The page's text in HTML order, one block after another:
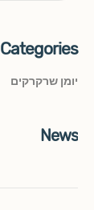
Categories
יומן שרקרקים
News